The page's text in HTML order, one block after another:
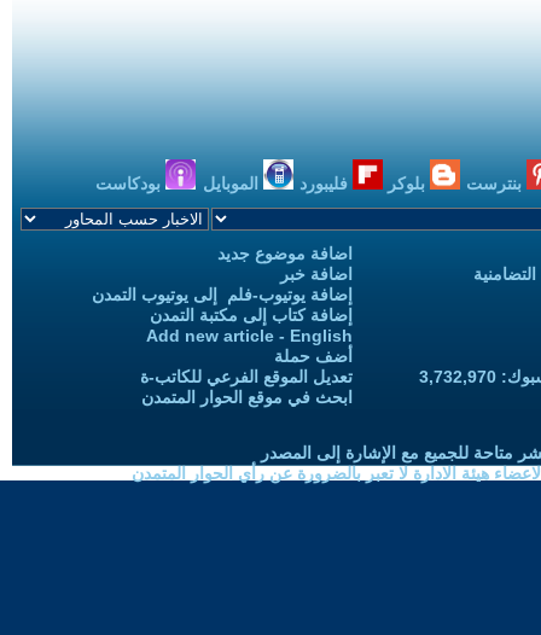
بنترست بلوكر فليبورد الموبايل بودكاست
اضافة موضوع جديد
اضافة خبر
إضافة يوتيوب-فلم إلى يوتيوب التمدن
إضافة كتاب إلى مكتبة التمدن
Add new article - English
أضف حملة
تعديل الموقع الفرعي للكاتب-ة
ابحث في موقع الحوار المتمدن
متاحة للجميع مع الإشارة إلى المصدر
هيئة الادارة لا تعبر بالضرورة عن رأي الحوار المتمدن